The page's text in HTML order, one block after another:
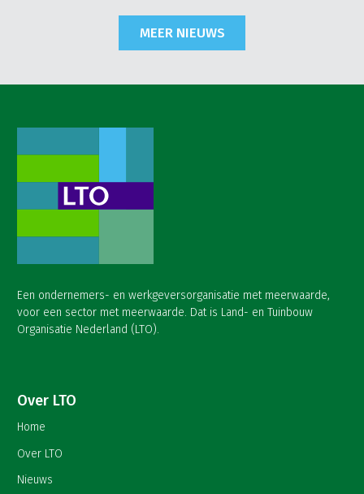
MEER NIEUWS
Een ondernemers- en werkgeversorganisatie met meerwaarde,
voor een sector met meerwaarde. Dat is Land- en Tuinbouw
Organisatie Nederland (LTO).
Over LTO
Home
Over LTO
Nieuws